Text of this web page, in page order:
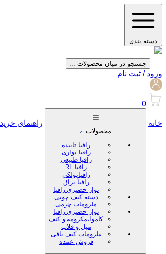
دسته بندی
جستجو در میان محصولات ...
ورود / ثبت نام
0
خانه
محصولات
رافیا تابیده
رافیا نواری
رافیا طبیعی
رافیا RL
رافیاپولکی
رافیا براق
نوار حصیری رافیا
دسته کیف چوبی
ملزومات چرمی
نوار حصیری رافیا
کاموا،مکرومه و کنف
میل و قلاب
ملزومات کیف بافی
فروش عمده
راهنمای خرید